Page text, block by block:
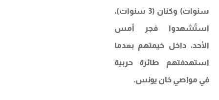
سنوات) وكنان (3 سنوات)،
استُشهدوا فجر أمس
الأحد، داخل خيمتهم بعدما
استهدفتهم طائرة حربية
في مواصي خان يونس.